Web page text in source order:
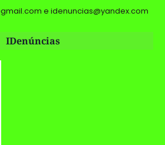
e idenuncias@yandex.com
IDenúncias